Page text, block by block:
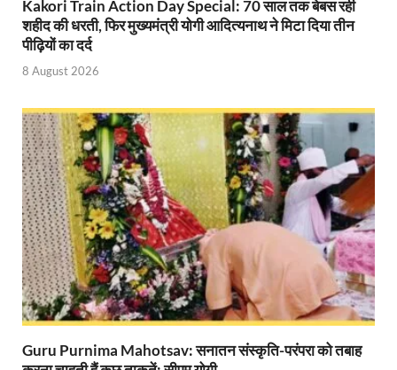
Railway Appointment Update: राजेश कुमार पांडे ने
India AI Impact Summit 2026: एमआईबी का पवेलियन
सीएम धामी हरिद्वार में एक्शन मोड में – चौपाल में सुनी
UP Budget 2026- 27: योगी सरकार का सेफ्टी,
Bullet Train Project: मुंबई-अहमदाबाद बुलेट ट्रेन
Vande Bharat Express Train: वंदे भारत जैसी सेमी-हाई
UP Budget 2026: आवास एवं शहरी नियोजन के लिए
Guskhor Pandit: घूसखोर पंडत’ फिल्म के निर्देशक व
Kakori Train Action Day Special: 70 साल तक बेबस रही
शहीद की धरती, फिर मुख्यमंत्री योगी आदित्यनाथ ने मिटा दिया तीन
पीढ़ियों का दर्द
8 August 2026
Guru Purnima Mahotsav: सनातन संस्कृति-परंपरा को तबाह